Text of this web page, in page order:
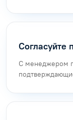
Согласуйте
С менеджером